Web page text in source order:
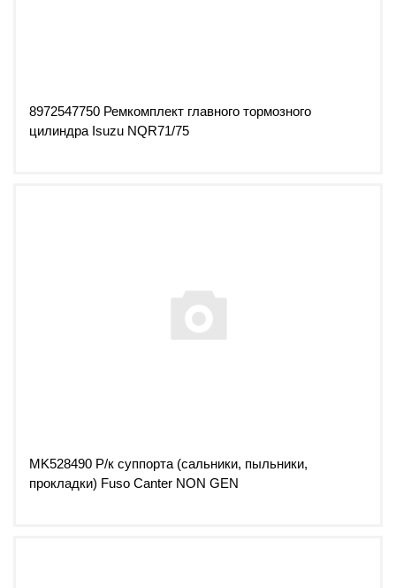
8972547750 Ремкомплект главного тормозного
цилиндра Isuzu NQR71/75
MK528490 Р/к суппорта (сальники, пыльники,
прокладки) Fuso Canter NON GEN